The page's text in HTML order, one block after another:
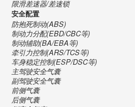
限滑差速器/差速锁
安全配置
防抱死制动(ABS)
制动力分配(EBD/CBC等)
制动辅助(BA/EBA等)
牵引力控制(ARS/TCS等)
车身稳定控制(ESP/DSC等)
主驾驶安全气囊
副驾驶安全气囊
前侧气囊
后侧气囊